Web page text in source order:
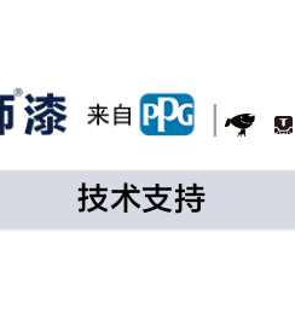
技术支持